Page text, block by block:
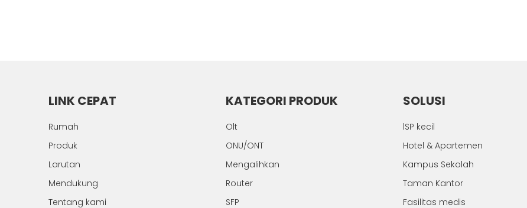
LINK CEPAT
Rumah
Produk
Larutan
Mendukung
Tentang kami
KATEGORI PRODUK
Olt
ONU/ONT
Mengalihkan
Router
SFP
SOLUSI
lSP kecil
Hotel & Apartemen
Kampus Sekolah
Taman Kantor
Fasilitas medis